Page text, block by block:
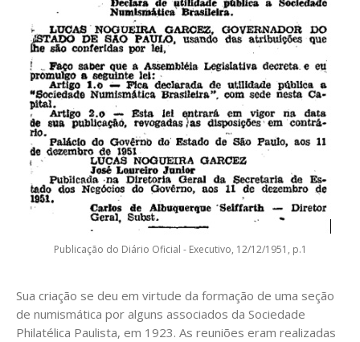
Publicação do Diário Oficial - Executivo, 12/12/1951, p.1
Sua criação se deu em virtude da formação de uma seção
de numismática por alguns associados da Sociedade
Philatélica Paulista, em 1923. As reuniões eram realizadas